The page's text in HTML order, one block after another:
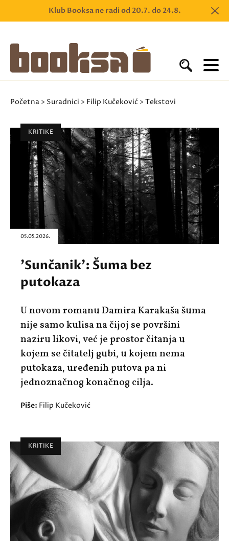
Klub Booksa ne radi od 20.7. do 24.8.
Početna > Suradnici > Filip Kučeković > Tekstovi
KRITIKE
05.05.2026.
'Sunčanik': Šuma bez
putokaza
U novom romanu Damira Karakaša šuma
nije samo kulisa na čijoj se površini
naziru likovi, već je prostor čitanja u
kojem se čitatelj gubi, u kojem nema
putokaza, uređenih putova pa ni
jednoznačnog konačnog cilja.
Piše: Filip Kučeković
KRITIKE